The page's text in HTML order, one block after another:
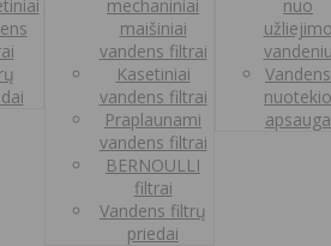
mechaniniai
maišiniai
vandens filtrai
Kasetiniai
vandens filtrai
Praplaunami
vandens filtrai
BERNOULLI
filtrai
Vandens filtrų
priedai
nuo
užliejimo
vandeniu
Vandens
nuotekio
apsauga